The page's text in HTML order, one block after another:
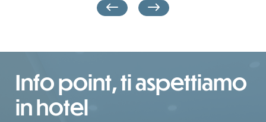
Info point, ti aspettiamo
in hotel